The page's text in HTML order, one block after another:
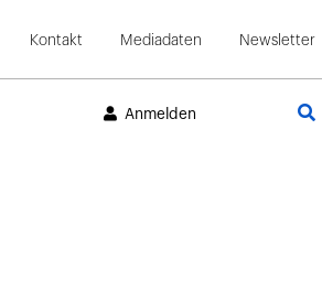
Kontakt Mediadaten Newsletter
Anmelden